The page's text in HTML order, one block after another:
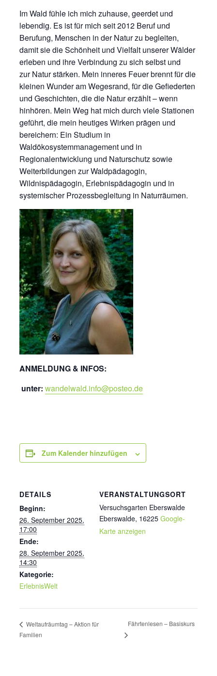
Im Wald fühle ich mich zuhause, geerdet und
lebendig. Es ist für mich seit 2012 Beruf und
Berufung, Menschen in der Natur zu begleiten,
damit sie die Schönheit und Vielfalt unserer Wälder
erleben und ihre Verbindung zu sich selbst und
zurNatur stärken. Mein inneres Feuer brennt für die
kleinen Wunder am Wegesrand, für die Gefiederten
und Geschichten, die die Natur erzählt – wenn
hinhören. Mein Weg hat mich durch viele Stationen
geführt, die mein heutiges Wirken prägen und
bereichern: Ein Studium in
Waldökosystemmanagement und in
Regionalentwicklung und Naturschutz sowie
Weiterbildungen zur Waldpädagogin,
Wildnispädagogin, Erlebnispädagogin und in
systemischer Prozessbegleitung in Naturräumen.
ANMELDUNG & INFOS:
unter: wandelwald.info@posteo.de
Zum Kalender hinzufügen
DETAILS
Beginn:
26. September 2025,
17:00
Ende:
28. September 2025,
14:30
Kategorie:
ErlebnisWelt
VERANSTALTUNGSORT
Versuchsgarten Eberswalde
Eberswalde, 16225 Google-
Karte anzeigen
Weltaufräumtag – Aktion für
Familien
Fährtenlesen – Basiskurs